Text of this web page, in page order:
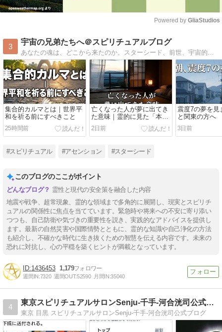
Powered by GliaStudios
3
宇宙の兄弟たちへ＠スピリチュアルブログ
あなたの魂は、どこから来たのか。スターシード、前世、宇宙的な記憶。スピリチュアル作家が書き続けてきた、本当の自分に還るための言葉。明日の見え方が少し変わる、そんなブログ。
集合的カルマとは｜世界平
和を祈る前にすべきこと
25時間前
亡くなった人が夢に出てき
た意味｜霊的に見た「本物
の訪れ」の見分け方
2日前
震度7の夢を見
と関東の方へ
3日前
#スピリチュアル #アセンション #スターシード
このブログのここがポイント
霊性と現代の安全策を融合した内容
地震や戦争、超常現象、霊的な領域まで多角的に展開し、現実とスピリチ
ュアルの関係性に焦点を当てています。緊急時や将来への不安に寄り添い
つつも、自己防衛や気づきの重要性を説き、実践的なアドバイスを提供し
ます。最新の自然災害や国際情勢とともに、霊的な知識や自己浄化の方法
も紹介し、不確かな時代に生き抜くための智慧を伝える内容です。未来の
恐れに対抗し、心の平穏を築くヒントが満載となっています。
1436453 1,179
週間IN:7320 週間OUT:52590 月間IN:35040
4
東京スピリチュアルサロンSenju-千手-河合洸司公式ブログ
東京 目黒 スピリチュアルサロンSenju-千手-河合洸司公式ブログ